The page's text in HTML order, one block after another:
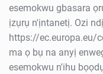
esemokwu gbasara
ịzụrụ n'ịntanetị. Ozi
https://ec.europa.eu/
ma ọ bụ na anyị
esemokwu n'ihu